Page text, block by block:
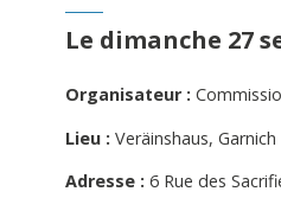
Le dimanche 27
Organisateur :
Lieu : Veräinshaus, Garnich
Adresse : 6 Rue des